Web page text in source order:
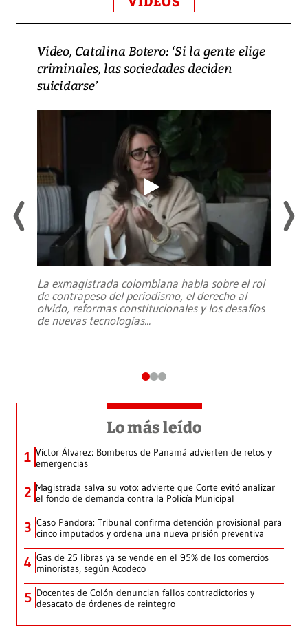
Video, Catalina Botero: ‘Si la gente elige
criminales, las sociedades deciden
suicidarse’
La exmagistrada colombiana habla sobre el rol
de contrapeso del periodismo, el derecho al
olvido, reformas constitucionales y los desafíos
de nuevas tecnologías...
Lo más leído
1 Víctor Álvarez: Bomberos de Panamá advierten de retos y
emergencias
2 Magistrada salva su voto: advierte que Corte evitó analizar
el fondo de demanda contra la Policía Municipal
3 Caso Pandora: Tribunal confirma detención provisional para
cinco imputados y ordena una nueva prisión preventiva
4 Gas de 25 libras ya se vende en el 95% de los comercios
minoristas, según Acodeco
5 Docentes de Colón denuncian fallos contradictorios y
desacato de órdenes de reintegro